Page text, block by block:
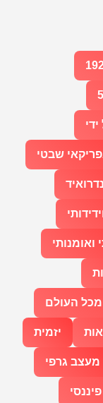
שבטי
ואומנותי
מכל העולם
יזמית
מעצב גרפי